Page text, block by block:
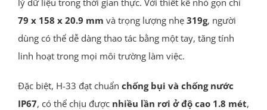
79 x 158 x 20.9 mm và trọng lượng nhẹ 319g, người
dùng có thể dễ dàng thao tác bằng một tay, tăng tính
linh hoạt trong mọi môi trường làm việc.
Đặc biệt, H-33 đạt chuẩn chống bụi và chống nước
IP67, có thể chịu được nhiều lần rơi ở độ cao 1.8 mét,